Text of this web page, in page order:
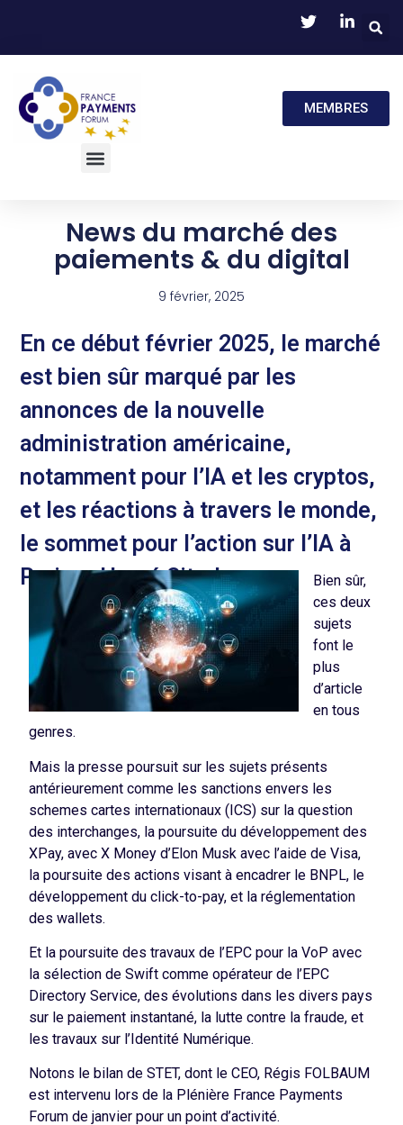
MEMBRES
News du marché des
paiements & du digital
9 février, 2025
En ce début février 2025, le marché
est bien sûr marqué par les
annonces de la nouvelle
administration américaine,
notamment pour l’IA et les cryptos,
et les réactions à travers le monde,
le sommet pour l’action sur l’IA à
Paris … Hervé Sitruk
Bien sûr,
ces deux
sujets
font le
plus
d’article
en tous
genres.
Mais la presse poursuit sur les sujets présents
antérieurement comme les sanctions envers les
schemes cartes internationaux (ICS) sur la question
des interchanges, la poursuite du développement des
XPay, avec X Money d’Elon Musk avec l’aide de Visa,
la poursuite des actions visant à encadrer le BNPL, le
développement du click-to-pay, et la réglementation
des wallets.
Et la poursuite des travaux de l’EPC pour la VoP avec
la sélection de Swift comme opérateur de l’EPC
Directory Service, des évolutions dans les divers pays
sur le paiement instantané, la lutte contre la fraude, et
les travaux sur l’Identité Numérique.
Notons le bilan de STET, dont le CEO, Régis FOLBAUM
est intervenu lors de la Plénière France Payments
Forum de janvier pour un point d’activité.